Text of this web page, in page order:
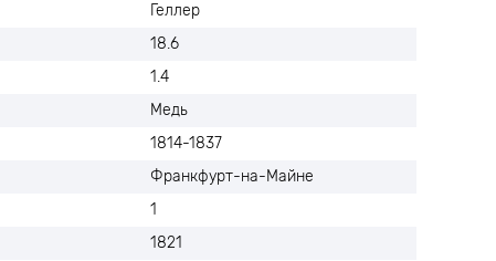
Геллер
18.6
1.4
Медь
1814-1837
Франкфурт-на-Майне
1
1821